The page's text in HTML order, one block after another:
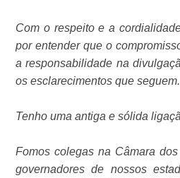
Com o respeito e a
por entender que o
a responsabilidade na
os esclarecimentos que seguem.
Tenho uma antiga e sólida
Fomos colegas na Câmara
governadores de nossos